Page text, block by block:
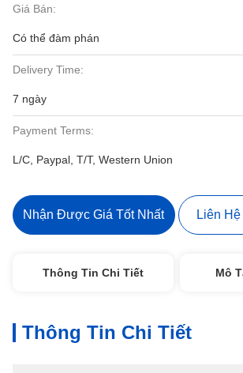
Giá Bán:
Có thể đàm phán
Delivery Time:
7 ngày
Payment Terms:
L/C, Paypal, T/T, Western Union
Nhận Được Giá Tốt Nhất Liên
Thông Tin Chi Tiết Mô
Thông Tin Chi Tiết